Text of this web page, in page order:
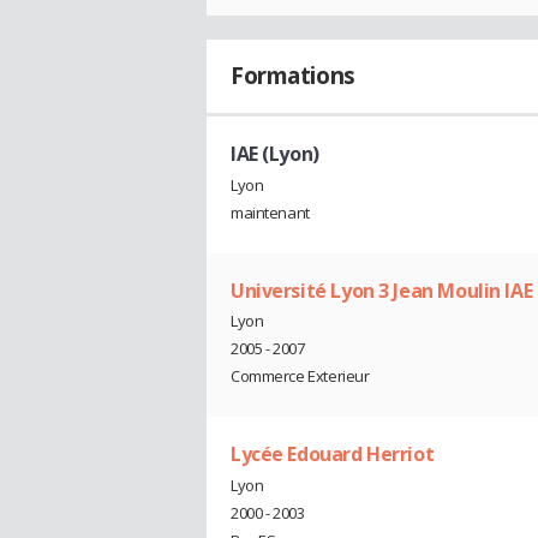
Formations
IAE (Lyon)
Lyon
maintenant
Université Lyon 3 Jean Moulin IAE
Lyon
2005 - 2007
Commerce Exterieur
Lycée Edouard Herriot
Lyon
2000 - 2003